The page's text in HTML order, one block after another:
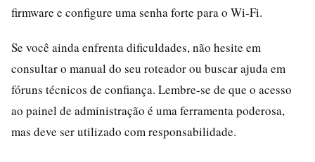
firmware e configure uma senha forte para o Wi-Fi.
Se você ainda enfrenta dificuldades, não hesite em
consultar o manual do seu roteador ou buscar ajuda em
fóruns técnicos de confiança. Lembre-se de que o acesso
ao painel de administração é uma ferramenta poderosa,
mas deve ser utilizado com responsabilidade.